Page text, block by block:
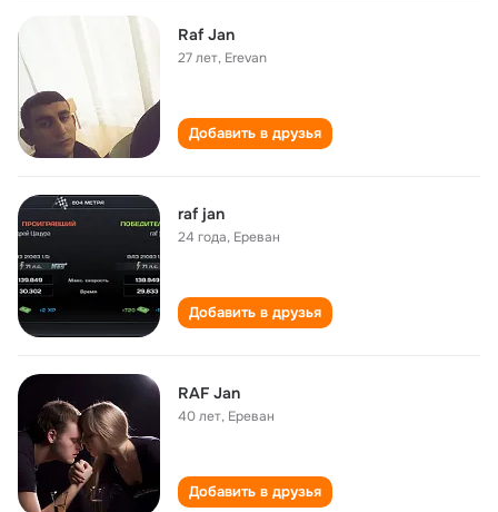
Raf Jan
27 лет, Erevan
Добавить в друзья
raf jan
24 года, Ереван
Добавить в друзья
RAF Jan
40 лет, Ереван
Добавить в друзья